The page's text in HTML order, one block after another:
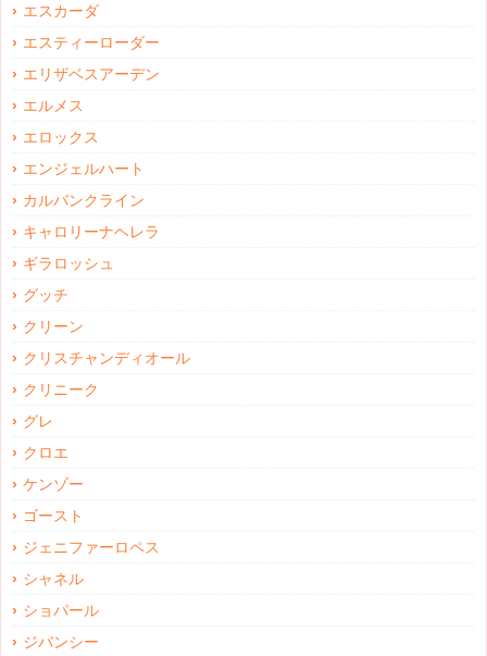
エスカーダ
エスティーローダー
エリザベスアーデン
エルメス
エロックス
エンジェルハート
カルバンクライン
キャロリーナヘレラ
ギラロッシュ
グッチ
クリーン
クリスチャンディオール
クリニーク
グレ
クロエ
ケンゾー
ゴースト
ジェニファーロペス
シャネル
ショパール
ジバンシー